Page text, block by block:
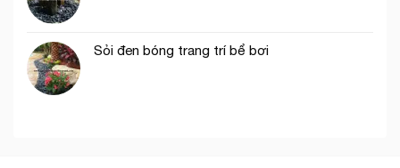
Sỏi đen bóng trang trí bể bơi